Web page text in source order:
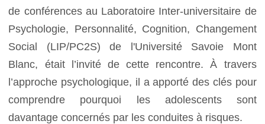
de conférences au Laboratoire Inter-universitaire de
Psychologie, Personnalité, Cognition, Changement
Social (LIP/PC2S) de l'Université Savoie Mont
Blanc, était l’invité de cette rencontre. À travers
l’approche psychologique, il a apporté des clés pour
comprendre pourquoi les adolescents sont
davantage concernés par les conduites à risques.